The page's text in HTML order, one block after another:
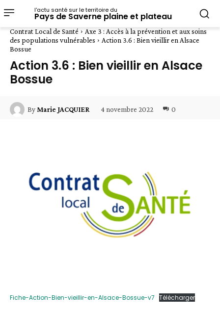
l'actu santé sur le territoire du
Pays de Saverne plaine et plateau
Contrat Local de Santé
Axe 3 : Accès à la prévention et aux soins
des populations vulnérables
Action 3.6 : Bien vieillir en Alsace
Bossue
Action 3.6 : Bien vieillir en Alsace
Bossue
By Marie JACQUIER 4 novembre 2022 0
Fiche-Action-Bien-vieillir-en-Alsace-Bossue-v7 Télécharger